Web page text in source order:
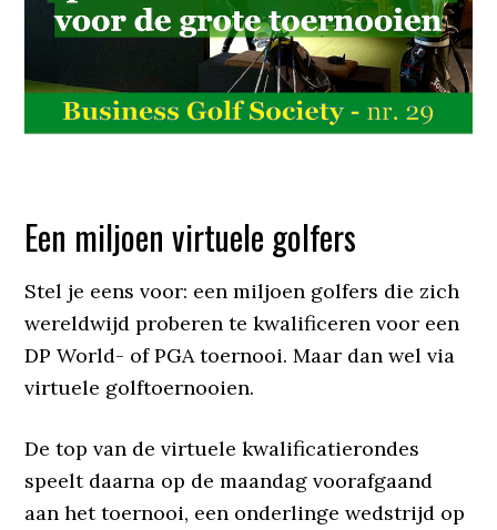
Een miljoen virtuele golfers
Stel je eens voor: een miljoen golfers die zich
wereldwijd proberen te kwalificeren voor een
DP World- of PGA toernooi. Maar dan wel via
virtuele golftoernooien.
De top van de virtuele kwalificatierondes
speelt daarna op de maandag voorafgaand
aan het toernooi, een onderlinge wedstrijd op